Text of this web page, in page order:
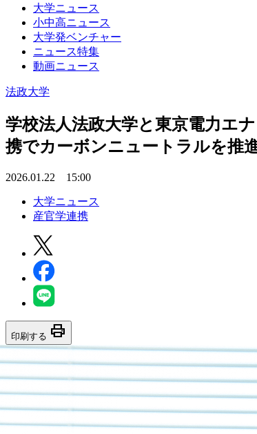
大学ニュース
小中高ニュース
大学発ベンチャー
ニュース特集
動画ニュース
法政大学
学校法人法政大学と東京電力エ
携でカーボンニュートラルを推
2026.01.22 15:00
大学ニュース
産官学連携
印刷する print